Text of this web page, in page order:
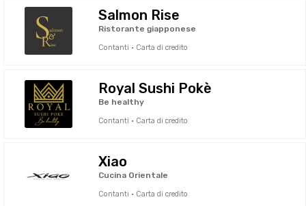
Salmon Rise
Ristorante giapponese
Contanti · Carta di credito
Royal Sushi Pokè
Be healthy
Contanti · Carta di credito
Xiao
Cucina Orientale
Contanti · Carta di credito